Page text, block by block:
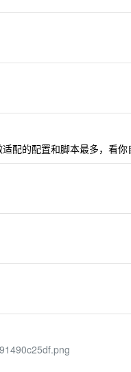
配的配置和脚本最多，看你